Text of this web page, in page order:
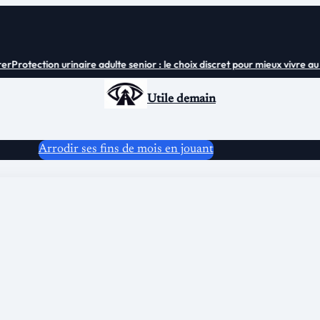
Protection urinaire adulte senior : le choix discret pour mieux vivre au
Utile demain
Arrodir ses fins de mois en jouant